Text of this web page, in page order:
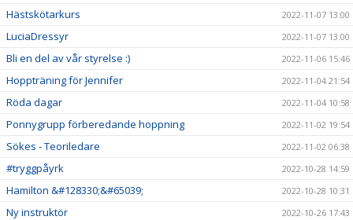
Hästskötarkurs 2022-11-07 13:00
LuciaDressyr 2022-11-07 13:00
Bli en del av vår styrelse :) 2022-11-06 15:46
Hoppträning för Jennifer 2022-11-04 21:54
Röda dagar 2022-11-04 10:58
Ponnygrupp förberedande hoppning 2022-11-02 19:54
Sökes - Teoriledare 2022-11-02 06:38
#tryggpåyrk 2022-10-28 14:59
Hamilton &#128330;&#65039; 2022-10-28 10:31
Ny instruktör 2022-10-26 17:43